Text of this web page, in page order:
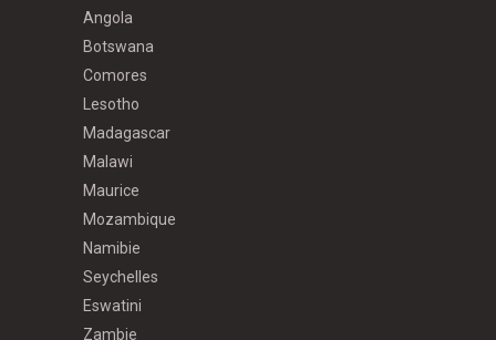
Angola
Botswana
Comores
Lesotho
Madagascar
Malawi
Maurice
Mozambique
Namibie
Seychelles
Eswatini
Zambie